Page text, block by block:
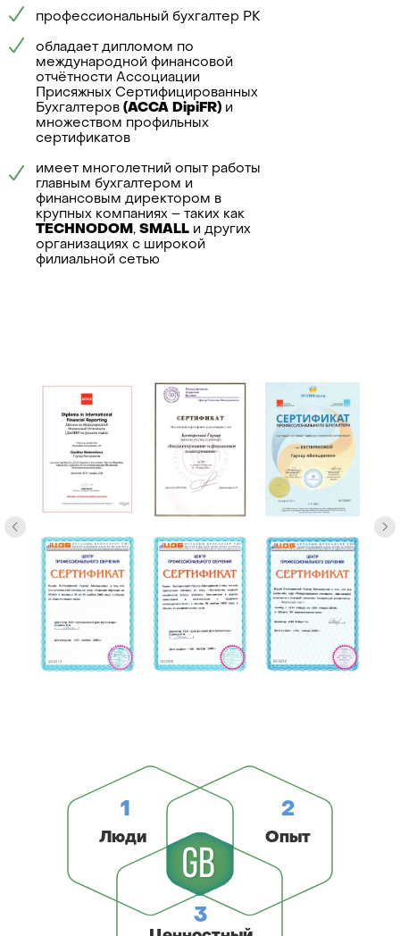
профессиональный бухгалтер РК
обладает дипломом по
международной финансовой
отчётности Ассоциации
Присяжных Сертифицированных
Бухгалтеров (ACCA DipiFR) и
множеством профильных
сертификатов
имеет многолетний опыт работы
главным бухгалтером и
финансовым директором в
крупных компаниях – таких как
TECHNODOM , SMALL и других
организациях с широкой
филиальной сетью
Люди Опыт
1 2
3